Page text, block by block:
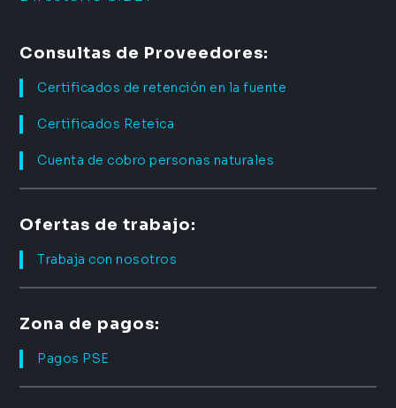
Consultas de Proveedores:
Certificados de retención en la fuente
Certificados Reteica
Cuenta de cobro personas naturales
Ofertas de trabajo:
Trabaja con nosotros
Zona de pagos:
Pagos PSE